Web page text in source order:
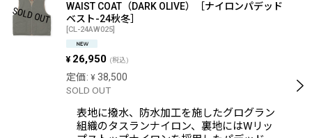
WAIST COAT（DARK OLIVE）［ナイロンパデッド
ベスト-24秋冬］
[CL-24AW025]
¥ 26,950 (税込)
定価: ¥ 38,500
SOLD OUT
表地に撥水、防水加工を施したグログラン
組織のタスランナイロン、裏地にはWリッ